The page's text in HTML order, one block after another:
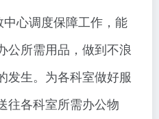
心调度保障工作，能
公所需用品，做到不浪
发生。为各科室做好服
往各科室所需办公物